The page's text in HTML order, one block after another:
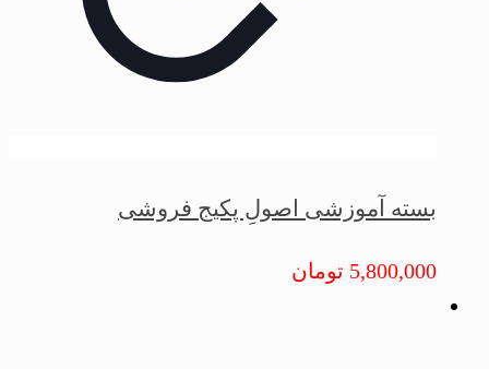
بسته آموزشی اصولِ پکیج فروشی
5,800,000 تومان